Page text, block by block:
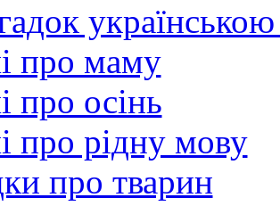
про маму
про осінь
про рідну мову
про тварин